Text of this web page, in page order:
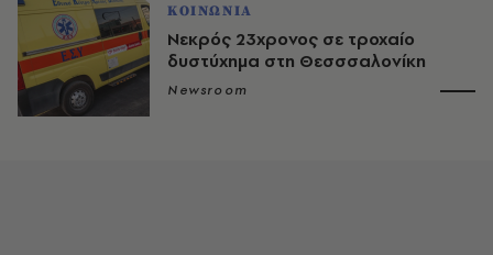
ΚΟΙΝΩΝΙΑ
Νεκρός 23χρονος σε τροχαίο
δυστύχημα στη Θεσσσαλονίκη
Newsroom